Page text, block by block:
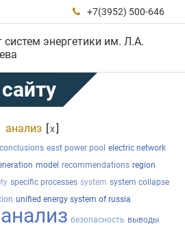
 +7(3952) 500-646
систем энергетики им. Л.А.
анализ [x]
conclusions east power pool electric network
model recommendations region
specific processes system system collapse
unified energy system of russia
анализ безопасность выводы